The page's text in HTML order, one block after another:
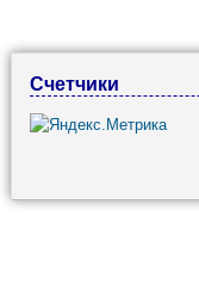
Счетчики